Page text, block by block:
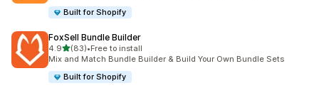
Built for Shopify
FoxSell Bundle Builder
4.95つ星中
(83)
合計レビュー数：83件
•Free to install
Mix and Match Bundle Builder & Build Your Own Bundle Sets
Built for Shopify